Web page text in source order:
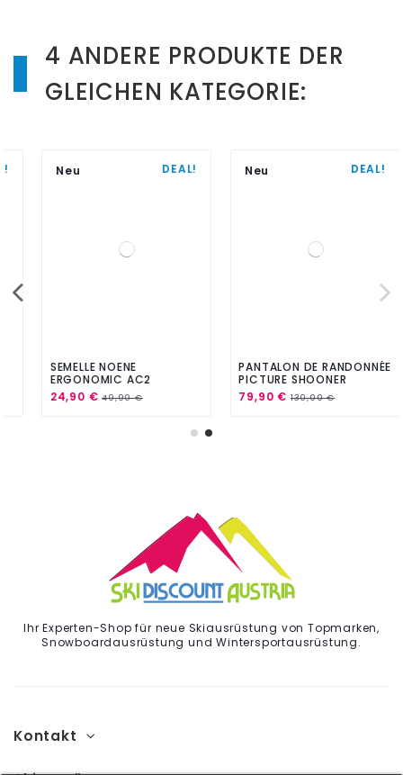
4 ANDERE PRODUKTE DER
GLEICHEN KATEGORIE:
DEAL!
Neu
SEMELLE NOENE
ERGONOMIC AC2
24,90 €49,90 €
DEAL!
Neu
PANTALON DE RANDONNÉE
PICTURE SHOONER
PARTRIDGE
79,90 €130,00 €
Ihr Experten-Shop für neue Skiausrüstung von Topmarken,
Snowboardausrüstung und Wintersportausrüstung.
Kontakt